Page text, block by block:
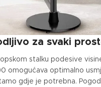
za svaki
stalku podesive
omogućava optimalno
gdje je potrebna.